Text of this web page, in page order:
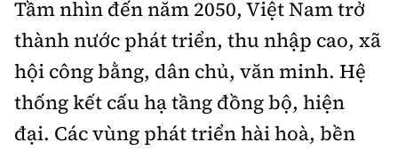
Tầm nhìn đến năm 2050, Việt Nam trở
thành nước phát triển, thu nhập cao, xã
hội công bằng, dân chủ, văn minh. Hệ
thống kết cấu hạ tầng đồng bộ, hiện
đại. Các vùng phát triển hài hoà, bền